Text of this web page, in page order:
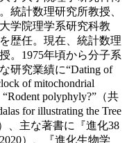
統計数理研究所教授、
学院理学系研究科教
歴任。現在、統計数理
。1975年頃から分子系
研究業績に“Dating of
of mitochondrial
polyphyly?”（共
for illustrating the Tree
、主な著書に『進化38
）、『進化生物学